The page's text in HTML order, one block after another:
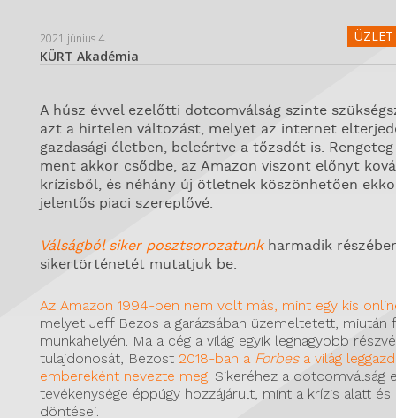
2021 június 4.
KÜRT Akadémia
ÜZLET
A húsz évvel ezelőtti dotcomválság szinte
azt a hirtelen változást, melyet az internet
gazdasági életben, beleértve a tőzsdét is.
ment akkor csődbe, az Amazon viszont előnyt
krízisből, és néhány új ötletnek köszönhetően
jelentős piaci szereplővé.
Válságból siker posztsorozatunk harmadik
sikertörténetét mutatjuk be.
Az Amazon 1994-ben nem volt más, mint egy kis
melyet Jeff Bezos a garázsában üzemeltetett, miután
munkahelyén. Ma a cég a világ egyik legnagyobb
tulajdonosát, Bezost 2018-ban a Forbesa világ
embereként nevezte meg. Sikeréhez a dotcomválság
tevékenysége éppúgy hozzájárult, mint a krízis alatt
döntései.